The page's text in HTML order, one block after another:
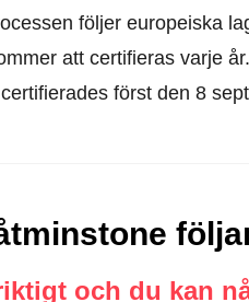
följer europeiska
att certifieras varje år.
först den 8
och du kan